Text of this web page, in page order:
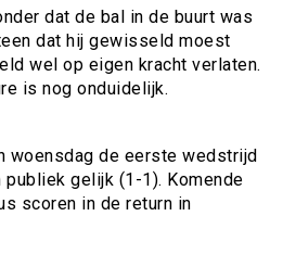
dat de bal in de buurt was
dat hij gewisseld moest
wel op eigen kracht verlaten.
is nog onduidelijk.
woensdag de eerste wedstrijd
publiek gelijk (1-1). Komende
scoren in de return in